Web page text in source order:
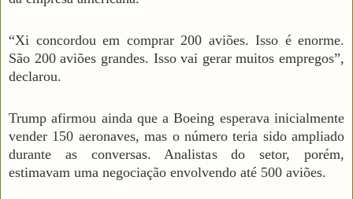
“Xi concordou em comprar 200 aviões. Isso é enorme.
São 200 aviões grandes. Isso vai gerar muitos empregos”,
declarou.
Trump afirmou ainda que a Boeing esperava inicialmente
vender 150 aeronaves, mas o número teria sido ampliado
durante as conversas. Analistas do setor, porém,
estimavam uma negociação envolvendo até 500 aviões.